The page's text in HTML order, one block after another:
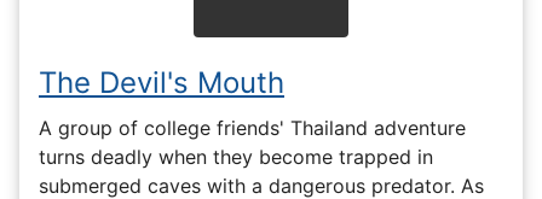
The Devil's Mouth
A group of college friends' Thailand adventure
turns deadly when they become trapped in
submerged caves with a dangerous predator. As